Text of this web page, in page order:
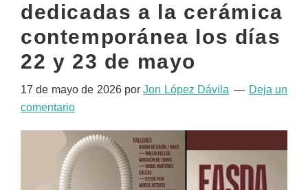
dedicadas a la cerámica
contemporánea los días
22 y 23 de mayo
17 de mayo de 2026porJon López Dávila
Deja un
comentario